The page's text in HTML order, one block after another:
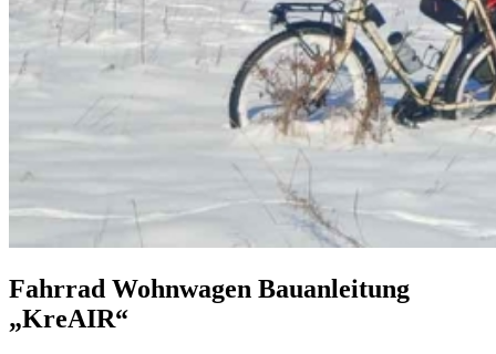
Fahrrad Wohnwagen Bauanleitung
„KreAIR“